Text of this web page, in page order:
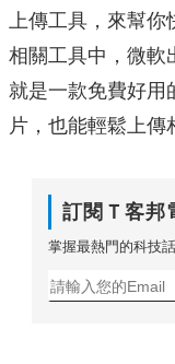
上傳工具，來幫
相關工具中，微軟
就是一款免費好用
片，也能輕鬆上傳
訂閱Ｔ客邦
掌握最熱門的科技